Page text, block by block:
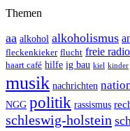
Themen
aa alkohol alkoholismus
fleckenkieker flucht freie
haart café hilfe ig bau kiel kinder
musik nachrichten
NGG politik rassismus
schleswig-holstein